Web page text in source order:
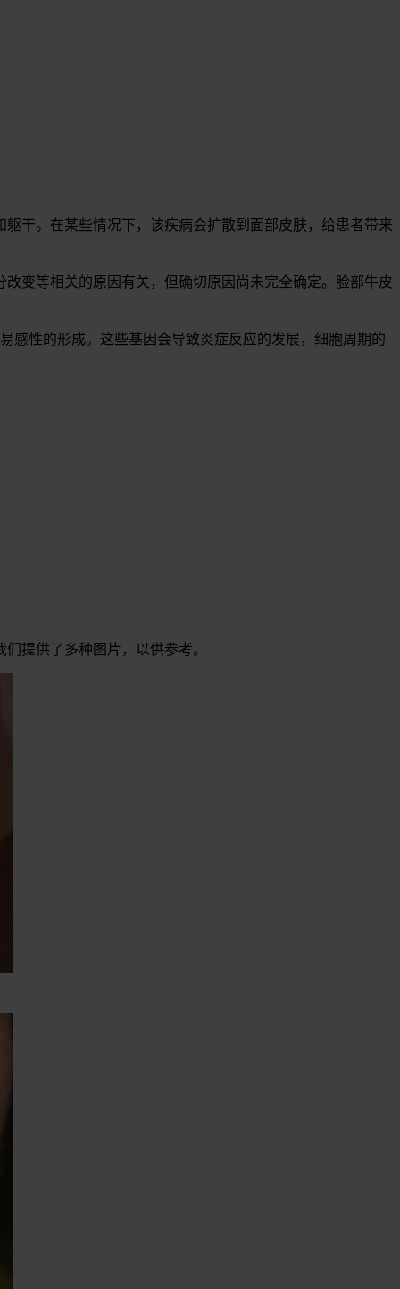
干。在某些情况下，该疾病会扩散到面部皮肤，给患者带来
变等相关的原因有关，但确切原因尚未完全确定。脸部牛皮
感性的形成。这些基因会导致炎症反应的发展，细胞周期的
提供了多种图片，以供参考。